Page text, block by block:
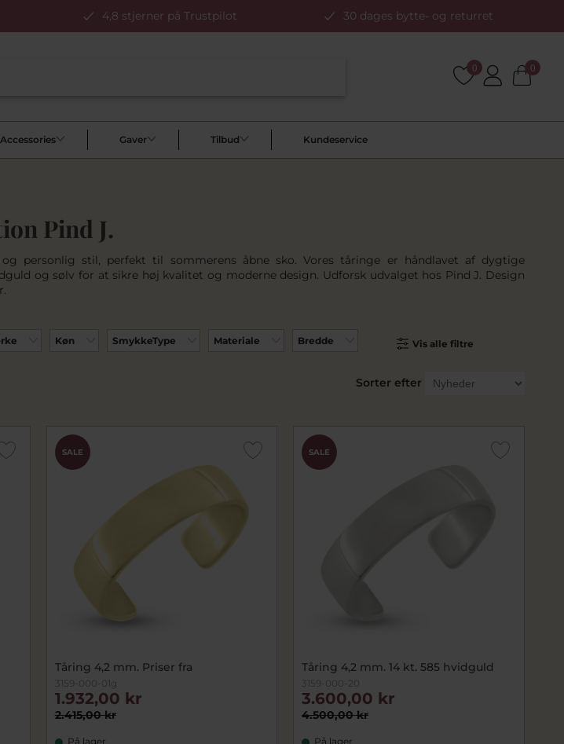
4,8 stjerner på Trustpilot 30 dages bytte- og returret
0 0
Gaver Tilbud Kundeservice
Pind J.
personlig stil, perfekt til sommerens åbne sko. Vores tåringe er håndlavet af dygtige
og sølv for at sikre høj kvalitet og moderne design. Udforsk udvalget hos Pind J. Design
Køn SmykkeType Materiale Bredde Vis alle filtre
Sorter efter
SALE
Tåring 4,2 mm. Priser fra
3159-000-01g
2.415,00 kr
1.932,00 kr
På lager
SALE
Tåring 4,2 mm. 14 kt. 585 hvidguld
3159-000-20
4.500,00 kr
3.600,00 kr
På lager